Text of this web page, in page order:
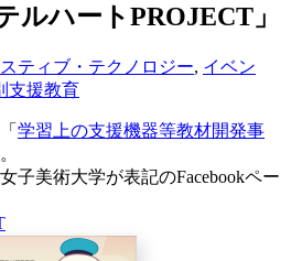
ルハートPROJECT」
ティブ・テクノロジー, イベン
支援教育
学習上の支援機器等教材開発事
子美術大学が表記のFacebookペー